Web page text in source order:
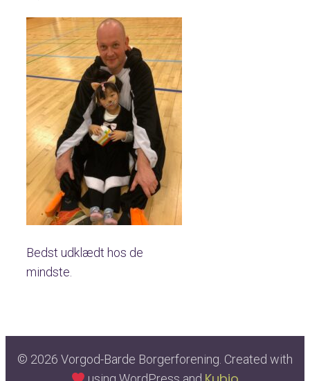
Bedst udklædt hos de
mindste.
© 2026 Vorgod-Barde Borgerforening. Created with